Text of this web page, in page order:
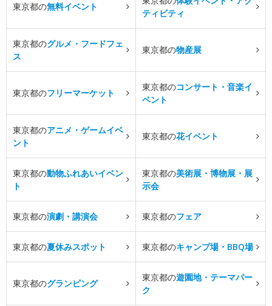
東京都の無料イベント
ティビティ
東京都のグルメ・フードフェ
ス
東京都の物産展
東京都のフリーマーケット
東京都のコンサート・音楽イ
ベント
東京都のアニメ・ゲームイベ
ント
東京都の花イベント
東京都の動物ふれあいイベン
ト
東京都の美術展・博物展・展
示会
東京都の演劇・講演会 東京都のフェア
東京都の夏休みスポット 東京都のキャンプ場・BBQ場
東京都のグランピング
東京都の遊園地・テーマパー
ク